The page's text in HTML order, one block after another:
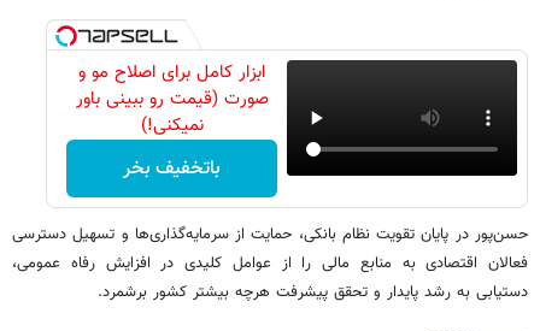
ابزار کامل برای اصلاح مو و
صورت (قیمت رو ببینی باور
نمیکنی!)
باتخفیف بخر
حسن‌پور در پایان تقویت نظام بانکی، حمایت از سرمایه‌گذاری‌ها و تسهیل دسترسی
فعالان اقتصادی به منابع مالی را از عوامل کلیدی در افزایش رفاه عمومی،
دستیابی به رشد پایدار و تحقق پیشرفت هرچه بیشتر کشور برشمرد.